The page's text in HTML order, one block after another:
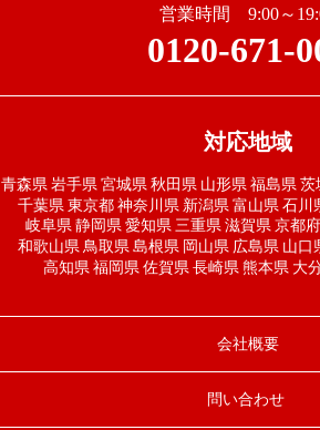
営業時間 9:00～
0120-671-
対応地域
青森県 岩手県 宮城県 秋田県 山形県 福島県 茨
千葉県 東京都 神奈川県 新潟県 富山県 石川
岐阜県 静岡県 愛知県 三重県 滋賀県 京都府
和歌山県 鳥取県 島根県 岡山県 広島県 山口
高知県 福岡県 佐賀県 長崎県 熊本県 大
会社概要
問い合わせ